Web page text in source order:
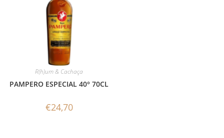
R(h)um & Cachaça
PAMPERO ESPECIAL 40° 70CL
€24,70